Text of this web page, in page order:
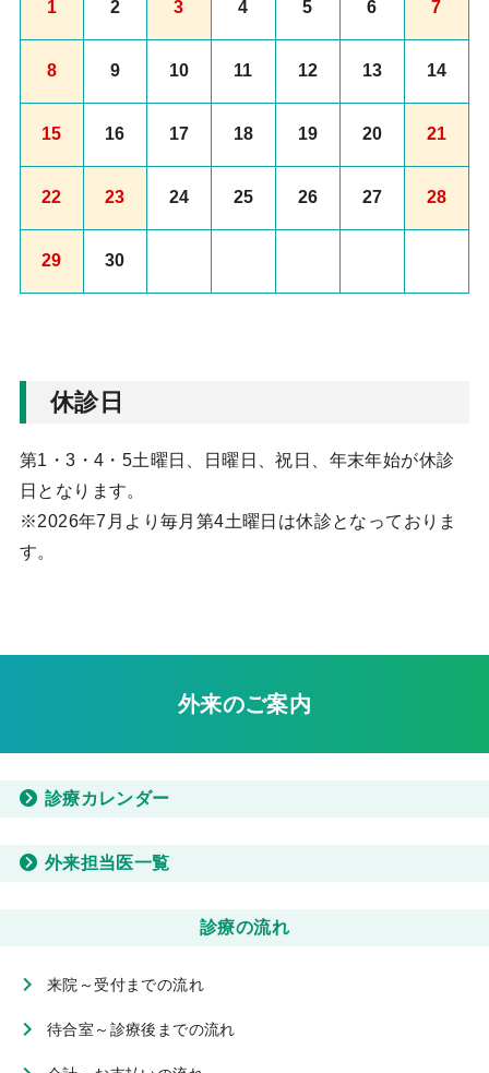
1 2 3 4 5 6 7
8 9 10 11 12 13 14
15 16 17 18 19 20 21
22 23 24 25 26 27 28
29 30
休診日
第1・3・4・5土曜日、日曜日、祝日、年末年始が休診
日となります。
※2026年7月より毎月第4土曜日は休診となっておりま
す。
外来のご案内
診療カレンダー
外来担当医一覧
診療の流れ
来院～受付までの流れ
待合室～診療後までの流れ